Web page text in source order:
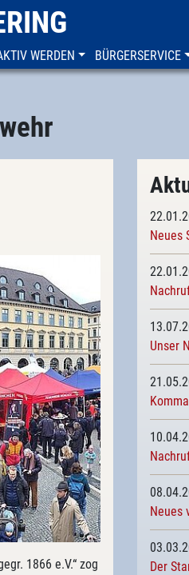
WERDEN BÜRGERSERVICE
1866 e.V.“ zog
Neues
Unser
Neues
Der